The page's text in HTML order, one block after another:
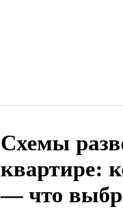
Схемы
квартире:
— что